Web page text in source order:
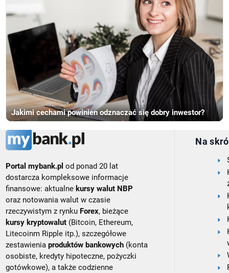
Jakimi cechami powinien odznaczać się dobry inwestor?
Portal mybank.pl od ponad 20 lat
dostarcza kompleksowe informacje
finansowe: aktualne kursy walut NBP
oraz notowania walut w czasie
rzeczywistym z rynku Forex, bieżące
kursy kryptowalut (Bitcoin, Ethereum,
Litecoinm Ripple itp.), szczegółowe
zestawieniaproduktów bankowych (konta
osobiste, kredyty hipoteczne, pożyczki
gotówkowe), a także codzienne
Na